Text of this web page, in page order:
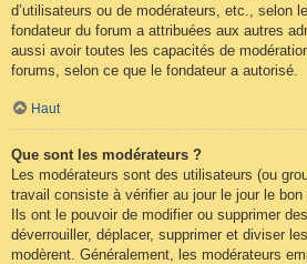
d’utilisateurs ou de modérateurs, etc., selon
fondateur du forum a attribuées aux autres
aussi avoir toutes les capacités de
forums, selon ce que le fondateur a autorisé.
Haut
Que sont les modérateurs ?
Les modérateurs sont des utilisateurs (ou
travail consiste à vérifier au jour le jour le bon
Ils ont le pouvoir de modifier ou supprimer
déverrouiller, déplacer, supprimer et diviser
modèrent. Généralement, les modérateurs